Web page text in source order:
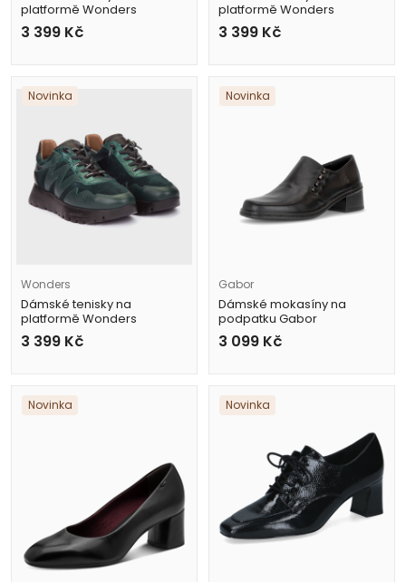
platformě Wonders
A-24110 modré
3 399 Kč
platformě Wonders
A-24111 černé
3 399 Kč
Novinka
Wonders
Dámské tenisky na
platformě Wonders
A-24110 zelené
3 399 Kč
Novinka
Gabor
Dámské mokasíny na
podpatku Gabor
4014.01.001 černé
3 099 Kč
Novinka Novinka